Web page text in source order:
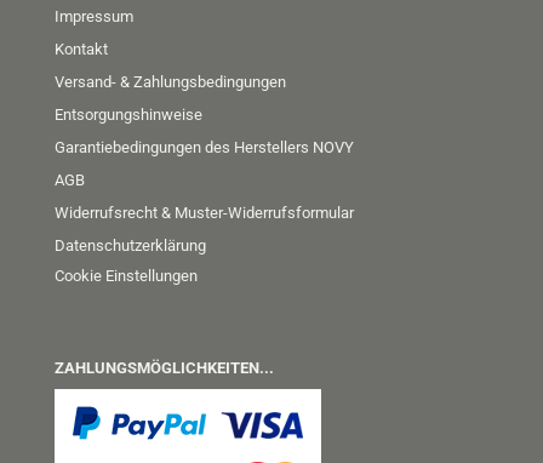
Impressum
Kontakt
Versand- & Zahlungsbedingungen
Entsorgungshinweise
Garantiebedingungen des Herstellers NOVY
AGB
Widerrufsrecht & Muster-Widerrufsformular
Datenschutzerklärung
Cookie Einstellungen
ZAHLUNGSMÖGLICHKEITEN...